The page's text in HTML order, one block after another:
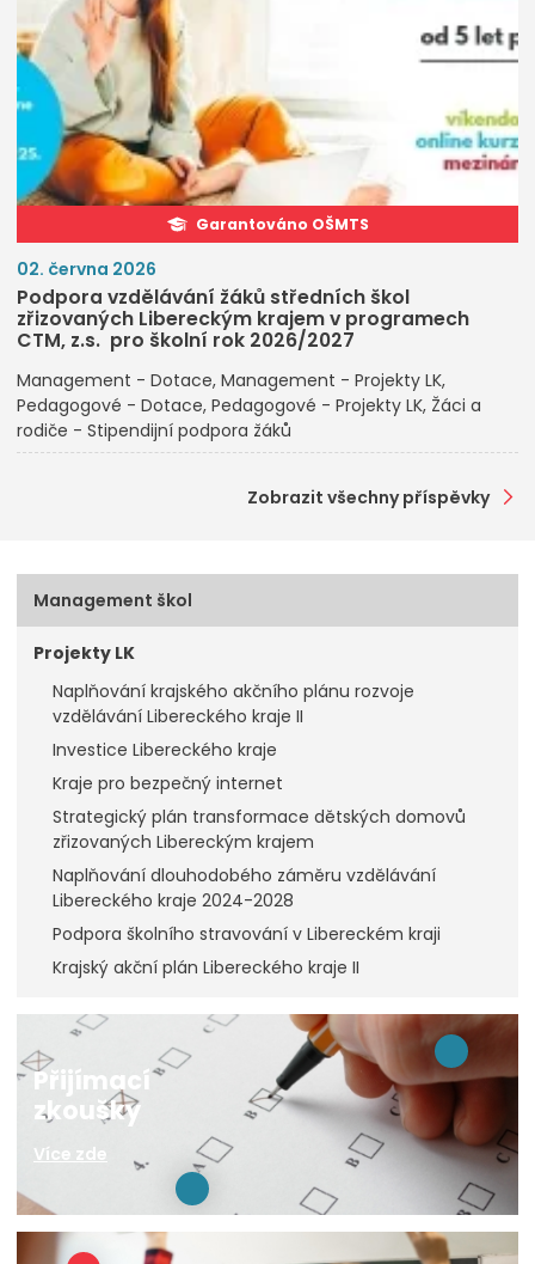
Garantováno OŠMTS
02. června 2026
Podpora vzdělávání žáků středních škol
zřizovaných Libereckým krajem v programech
CTM, z.s. pro školní rok 2026/2027
Management - Dotace Management - Projekty LK
Pedagogové - Dotace Pedagogové - Projekty LK Žáci a
rodiče - Stipendijní podpora žáků
Zobrazit všechny příspěvky
Management škol
Projekty LK
Naplňování krajského akčního plánu rozvoje
vzdělávání Libereckého kraje II
Investice Libereckého kraje
Kraje pro bezpečný internet
Strategický plán transformace dětských domovů
zřizovaných Libereckým krajem
Naplňování dlouhodobého záměru vzdělávání
Libereckého kraje 2024-2028
Podpora školního stravování v Libereckém kraji
Krajský akční plán Libereckého kraje II
Přijímací
zkoušky
Více zde